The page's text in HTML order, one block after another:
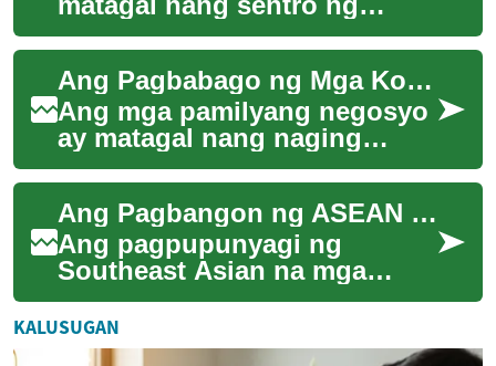
sistemang pampinansyal sa
buong mundo. Ngunit paano
kung ang mga tradisyon...
Ang Pagbabago ng Mga Korporasyong Pamilya sa Digital na Panahon
Ang mga pamilyang negosyo
ay matagal nang naging
pundasyon ng ekonomiya sa
maraming bansa. Sa
Pilipinas, marami sa mg...
Ang Pagbangon ng ASEAN Financial Integration: Mga Oportunidad at Hamon
Ang pagpupunyagi ng
Southeast Asian na mga
bansa na palakasin ang
kanilang pakikipagtulungan
sa larangan ng pinansyal...
KALUSUGAN